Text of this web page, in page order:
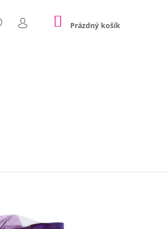
HLEDAT
PŘIHLÁŠENÍ
NÁKUPNÍ
KOŠÍK
Prázdný košík